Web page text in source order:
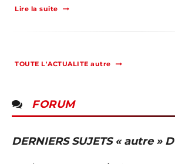
Lire la suite
TOUTE L'ACTUALITE autre
FORUM
DERNIERS SUJETS « autre »